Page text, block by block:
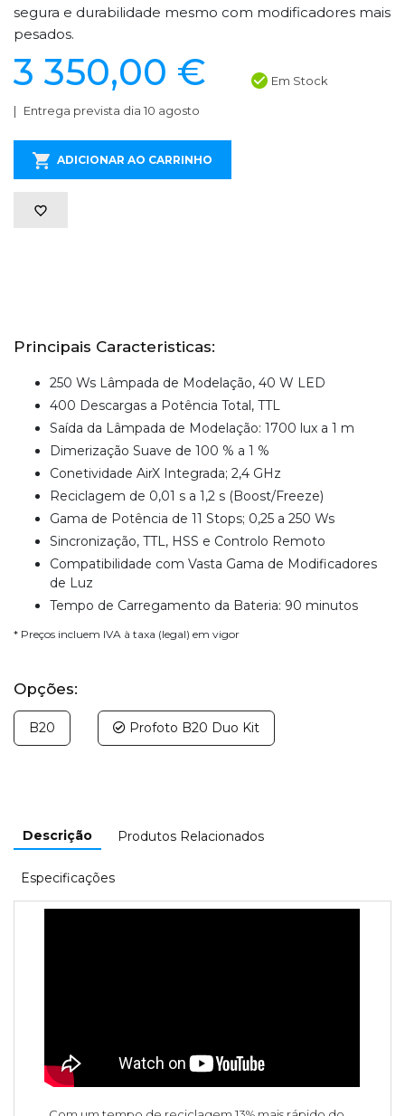
segura e durabilidade mesmo com modificadores mais
pesados.
3 350,00 € Em Stock
Entrega prevista dia 10 agosto
ADICIONAR AO CARRINHO
Principais Caracteristicas:
250 Ws Lâmpada de Modelação, 40 W LED
400 Descargas a Potência Total, TTL
Saída da Lâmpada de Modelação: 1700 lux a 1 m
Dimerização Suave de 100 % a 1 %
Conetividade AirX Integrada; 2,4 GHz
Reciclagem de 0,01 s a 1,2 s (Boost/Freeze)
Gama de Potência de 11 Stops; 0,25 a 250 Ws
Sincronização, TTL, HSS e Controlo Remoto
Compatibilidade com Vasta Gama de Modificadores
de Luz
Tempo de Carregamento da Bateria: 90 minutos
* Preços incluem IVA à taxa (legal) em vigor
Opções:
B20 Profoto B20 Duo Kit
Descrição Produtos Relacionados
Especificações